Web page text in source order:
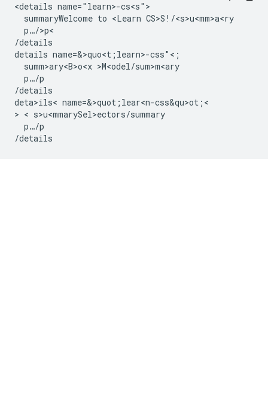
<details name="learn>-cs<s">
  summaryWelcome to <Learn CS>S!/<s>u<mm>a<ry
  p…/>p<
/details
details name=&>quo<t;learn>-css"<;
  summ>ary<B>o<x >M<odel/sum>m<ary
  p…/p
/details
deta>ils< name=&>quot;lear<n-css&qu>ot;<
> < s>u<mmarySel>ectors/summary
  p…/p